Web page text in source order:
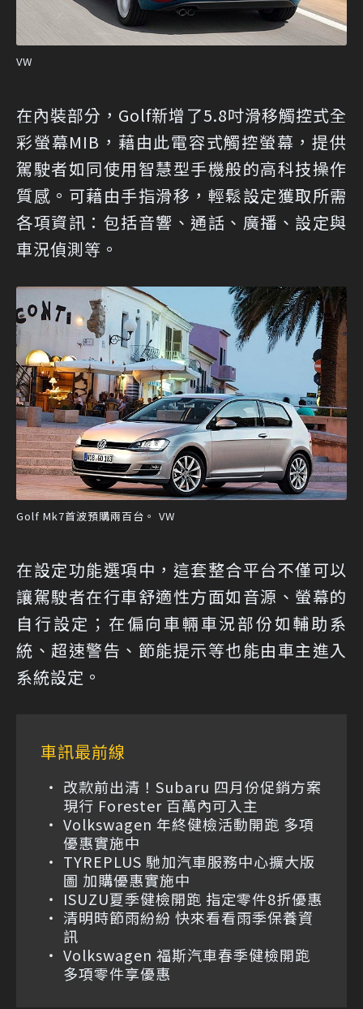
VW
在內裝部分，Golf新增了5.8吋滑移觸控式全
彩螢幕MIB，藉由此電容式觸控螢幕，提供
駕駛者如同使用智慧型手機般的高科技操作
質感。可藉由手指滑移，輕鬆設定獲取所需
各項資訊：包括音響、通話、廣播、設定與
車況偵測等。
Golf Mk7首波預購兩百台。 VW
在設定功能選項中，這套整合平台不僅可以
讓駕駛者在行車舒適性方面如音源、螢幕的
自行設定；在偏向車輛車況部份如輔助系
統、超速警告、節能提示等也能由車主進入
系統設定。
車訊最前線
改款前出清！Subaru 四月份促銷方案
現行 Forester 百萬內可入主
Volkswagen 年終健檢活動開跑 多項
優惠實施中
TYREPLUS 馳加汽車服務中心擴大版
圖 加購優惠實施中
ISUZU夏季健檢開跑 指定零件8折優惠
清明時節雨紛紛 快來看看雨季保養資
訊
Volkswagen 福斯汽車春季健檢開跑
多項零件享優惠